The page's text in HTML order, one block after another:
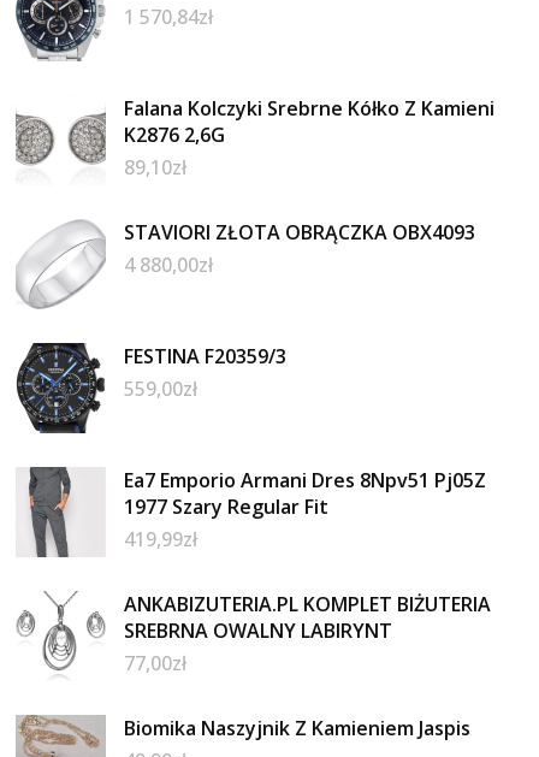
1 570,84zł
Falana Kolczyki Srebrne Kółko Z Kamieni
K2876 2,6G
89,10zł
STAVIORI ZŁOTA OBRĄCZKA OBX4093
4 880,00zł
FESTINA F20359/3
559,00zł
Ea7 Emporio Armani Dres 8Npv51 Pj05Z
1977 Szary Regular Fit
419,99zł
ANKABIZUTERIA.PL KOMPLET BIŻUTERIA
SREBRNA OWALNY LABIRYNT
77,00zł
Biomika Naszyjnik Z Kamieniem Jaspis